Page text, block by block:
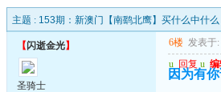
主题 : 153期：新澳门【南鹞北鹰】买什么中什
【闪逝金光】
圣骑士
6楼 发表于:
u 回复 u
因为有